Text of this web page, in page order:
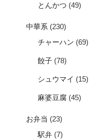
とんかつ (49)
中華系 (230)
チャーハン (69)
餃子 (78)
シュウマイ (15)
麻婆豆腐 (45)
お弁当 (23)
駅弁 (7)